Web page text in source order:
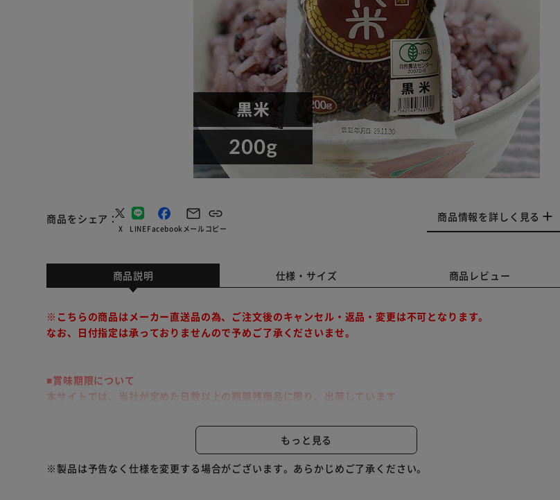
商品をシェア
X LINEFacebook メールコピー
商品情報を詳しく見る
商品説明 仕様・サイズ 商品レビュー
※こちらの商品はメーカー直送品の為、ご注文後のキャンセル・返品・変更は不可となります。
なお、日付指定は承っておりませんので予めご了承くださいませ。
■賞味期限について
本サイトでは、当社が定めた日数以上の期限残商品に限り、出荷しています
※こちらの商品はメーカー直送品のため、返品・交換は承れませんので、あらかじめご了承ください。
色素にアントシアニンを含みビタミン、鉄分、カルシウム、マグネシウムが豊富なお米です。
もっと見る
※製品は予告なく仕様を変更する場合がございます。あらかじめご了承ください。